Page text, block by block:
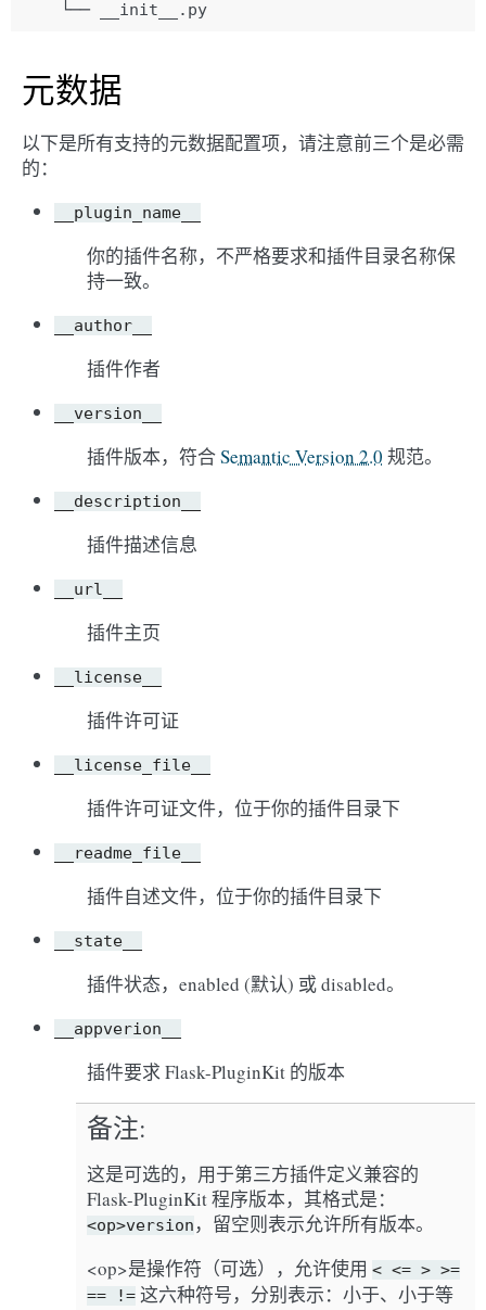
元数据
以下是所有支持的元数据配置项，请注意前三个是必需
的：
__plugin_name__
你的插件名称，不严格要求和插件目录名称保
持一致。
__author__
插件作者
__version__
插件版本，符合Semantic Version 2.0 规范。
__description__
插件描述信息
__url__
插件主页
__license__
插件许可证
__license_file__
插件许可证文件，位于你的插件目录下
__readme_file__
插件自述文件，位于你的插件目录下
__state__
插件状态，enabled (默认) 或 disabled。
__appverion__
插件要求 Flask-PluginKit 的版本
备注
这是可选的，用于第三方插件定义兼容的
Flask-PluginKit 程序版本，其格式是：
<op>version ，留空则表示允许所有版本。
<op>是操作符（可选），允许使用 < <= > >=
==
!= 这六种符号，分别表示：小于、小于等